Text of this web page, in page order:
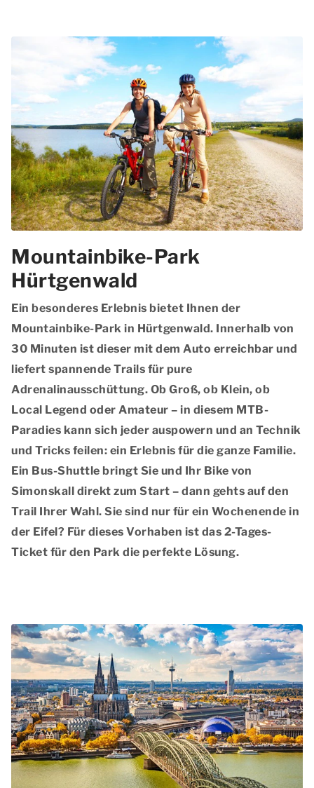
Mountainbike-Park
Hürtgenwald
Ein besonderes Erlebnis bietet Ihnen der
Mountainbike-Park in Hürtgenwald. Innerhalb von
30 Minuten ist dieser mit dem Auto erreichbar und
liefert spannende Trails für pure
Adrenalinausschüttung. Ob Groß, ob Klein, ob
Local Legend oder Amateur – in diesem MTB-
Paradies kann sich jeder auspowern und an Technik
und Tricks feilen: ein Erlebnis für die ganze Familie.
Ein Bus-Shuttle bringt Sie und Ihr Bike von
Simonskall direkt zum Start – dann gehts auf den
Trail Ihrer Wahl. Sie sind nur für ein Wochenende in
der Eifel? Für dieses Vorhaben ist das 2-Tages-
Ticket für den Park die perfekte Lösung.